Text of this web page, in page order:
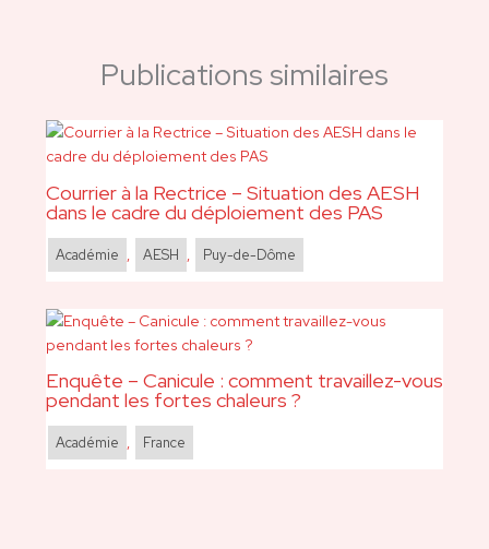
Publications similaires
Courrier à la Rectrice – Situation des AESH
dans le cadre du déploiement des PAS
Académie , AESH , Puy-de-Dôme
Enquête – Canicule : comment travaillez-vous
pendant les fortes chaleurs ?
Académie , France